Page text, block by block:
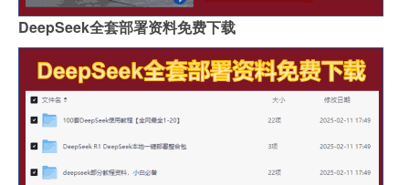
DeepSeek全套部署资料免费下载